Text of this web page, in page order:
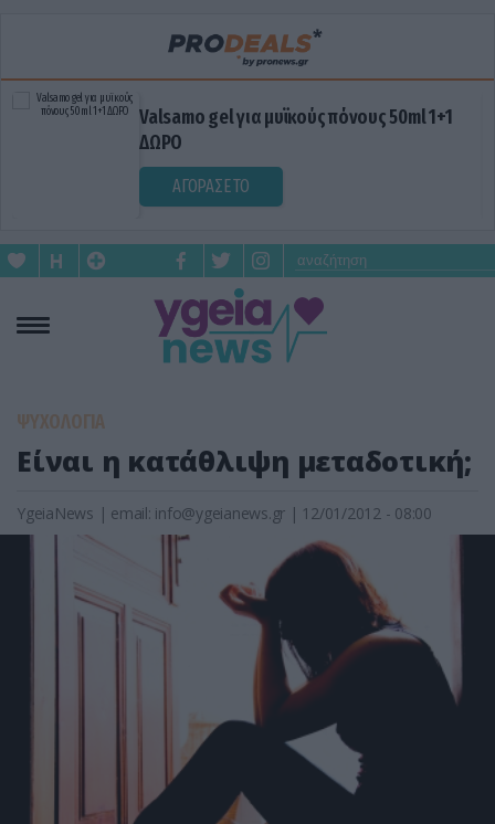
Valsamo gel για μυϊκούς πόνους 50ml 1+1
ΔΩΡΟ
ΑΓΟΡΑΣΕ ΤΟ
ΨΥΧΟΛΟΓΙΑ
Είναι η κατάθλιψη μεταδοτική;
YgeiaNews | email: info@ygeianews.gr | 12/01/2012 - 08:00